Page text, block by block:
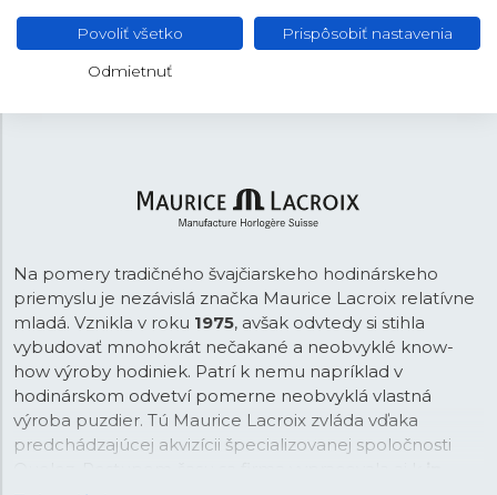
MATERIÁL REMIENKA
FARBA REMIENKA
Na pomery tradičného švajčiarskeho hodinárskeho
priemyslu je nezávislá značka Maurice Lacroix relatívne
mladá. Vznikla v roku 1975, avšak odvtedy si stihla
vybudovať mnohokrát nečakané a neobvyklé know-
how výroby hodiniek. Patrí k nemu napríklad v
hodinárskom odvetví pomerne neobvyklá vlastná
výroba puzdier. Tú Maurice Lacroix zvláda vďaka
predchádzajúcej akvizícii špecializovanej spoločnosti
Povoliť všetko Prispôsobiť nastavenia
Odmietnuť